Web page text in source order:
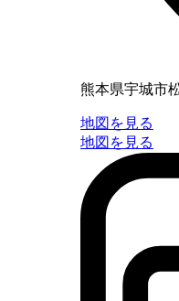
熊本県宇城市
地図を見る
地図を見る